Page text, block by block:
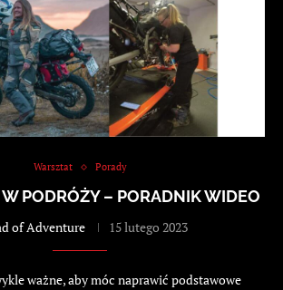
Warsztat Porady
PODRÓŻY – PORADNIK WIDEO
of Adventure 15 lutego 2023
ważne, aby móc naprawić podstawowe